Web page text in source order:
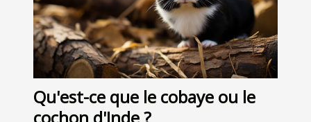
Qu'est-ce que le cobaye ou le
cochon d'Inde ?